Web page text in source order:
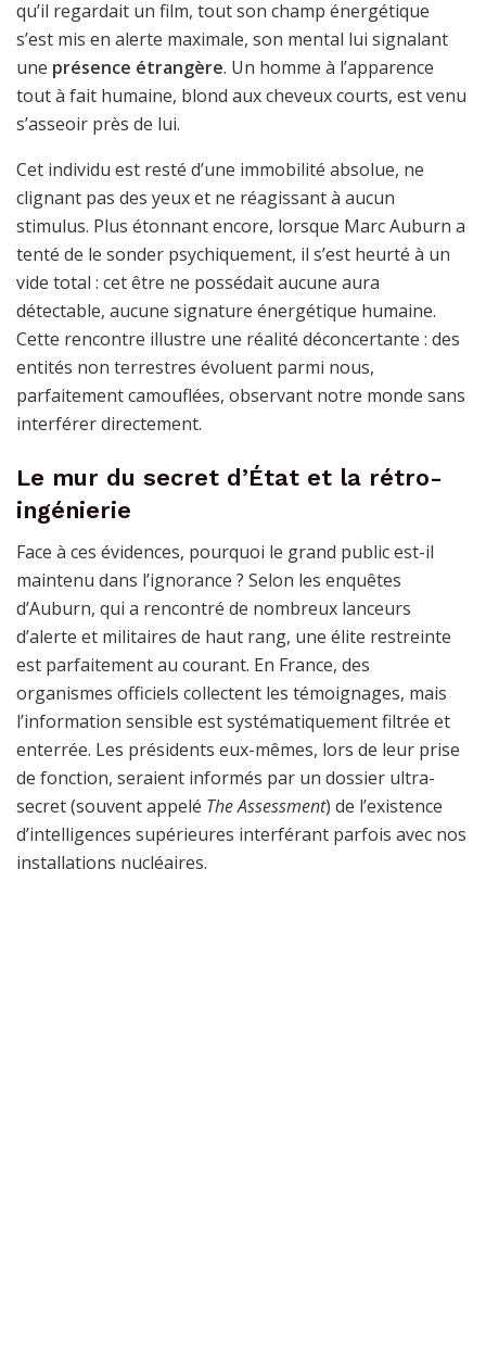
qu’il regardait un film, tout son champ énergétique
s’est mis en alerte maximale, son mental lui signalant
une présence étrangère. Un homme à l’apparence
tout à fait humaine, blond aux cheveux courts, est venu
s’asseoir près de lui.
Cet individu est resté d’une immobilité absolue, ne
clignant pas des yeux et ne réagissant à aucun
stimulus. Plus étonnant encore, lorsque Marc Auburn a
tenté de le sonder psychiquement, il s’est heurté à un
vide total : cet être ne possédait aucune aura
détectable, aucune signature énergétique humaine.
Cette rencontre illustre une réalité déconcertante : des
entités non terrestres évoluent parmi nous,
parfaitement camouflées, observant notre monde sans
interférer directement.
Le mur du secret d’État et la rétro-
ingénierie
Face à ces évidences, pourquoi le grand public est-il
maintenu dans l’ignorance ? Selon les enquêtes
d’Auburn, qui a rencontré de nombreux lanceurs
d’alerte et militaires de haut rang, une élite restreinte
est parfaitement au courant. En France, des
organismes officiels collectent les témoignages, mais
l’information sensible est systématiquement filtrée et
enterrée. Les présidents eux-mêmes, lors de leur prise
de fonction, seraient informés par un dossier ultra-
secret (souvent appelé The Assessment) de l’existence
d’intelligences supérieures interférant parfois avec nos
installations nucléaires.